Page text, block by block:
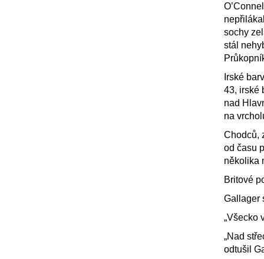
sochy
stál
Irské
43, irské
nad
na
Chodců,
od času
několika
Britové
Gallager
„Všecko
„Nad
odtušil